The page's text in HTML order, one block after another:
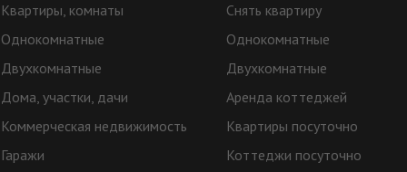
Квартиры, комнаты
Однокомнатные
Двухкомнатные
Дома, участки, дачи
Коммерческая недвижимость
Гаражи
Снять квартиру
Однокомнатные
Двухкомнатные
Аренда коттеджей
Квартиры посуточно
Коттеджи посуточно